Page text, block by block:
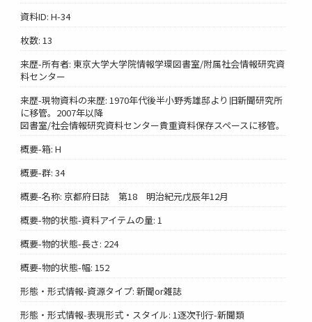
資料ID: H-34
枚数: 13
来歴-所有者: 東京大学大学院情報学環図書室/附属社会情報研究資
料センター
来歴-現物資料の来歴: 1970年代後半小野秀雄邸より旧新聞研究所
に移管。2007年以降
図書室/社会情報研究資料センター貴重資料保存スペースに移管。
概要-箱: H
概要-群: 34
概要-名称: 京都府日誌 第18 明治紀元戊辰年12月
概要-物的状態-資料アイテムの量: 1
概要-物的状態-長さ: 224
概要-物的状態-幅: 152
形態・形式情報-資源タイプ: 新聞or雑誌
形態・形式情報-表現形式・スタイル: 1逐次刊行-新聞類